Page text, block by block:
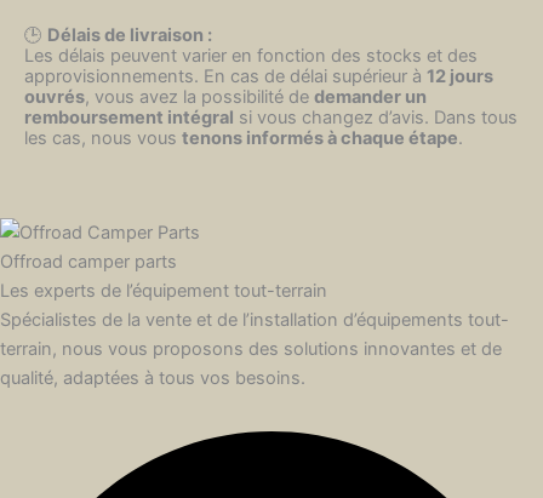
🕒 Délais de livraison :
Les délais peuvent varier en fonction des stocks et des
approvisionnements. En cas de délai supérieur à 12 jours
ouvrés, vous avez la possibilité de demander un
remboursement intégral si vous changez d’avis. Dans tous
les cas, nous vous tenons informés à chaque étape.
Offroad camper parts
Les experts de l’équipement tout-terrain
Spécialistes de la vente et de l’installation d’équipements tout-
terrain, nous vous proposons des solutions innovantes et de
qualité, adaptées à tous vos besoins.